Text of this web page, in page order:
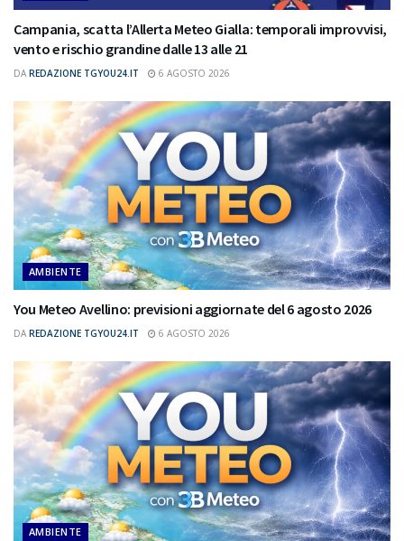
Campania, scatta l’Allerta Meteo Gialla: temporali improvvisi,
vento e rischio grandine dalle 13 alle 21
DA REDAZIONE TGYOU24.IT 6 AGOSTO 2026
AMBIENTE
You Meteo Avellino: previsioni aggiornate del 6 agosto 2026
DA REDAZIONE TGYOU24.IT 6 AGOSTO 2026
AMBIENTE